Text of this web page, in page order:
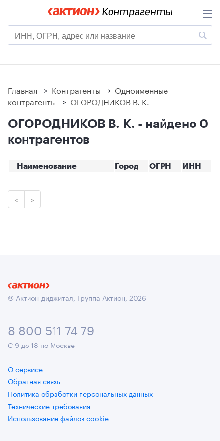
Главная > Контрагенты > Одноименные
контрагенты > ОГОРОДНИКОВ В. К.
ОГОРОДНИКОВ В. К. - найдено 0
контрагентов
Наименование Город ОГРН ИНН
< >
© Актион-диджитал, Группа Актион, 2026
8 800 511 74 79
С 9 до 18 по Москве
О сервисе
Обратная связь
Политика обработки персональных данных
Технические требования
Использование файлов cookie